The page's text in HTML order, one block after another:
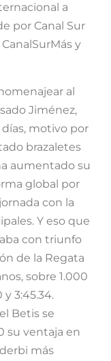
a
por Canal Sur
y
al
Jiménez,
motivo por
brazaletes
aumentado su
global por
con la
Y eso que
con triunfo
de la Regata
sobre 1.000
3:45.34.
Betis se
su ventaja en
más